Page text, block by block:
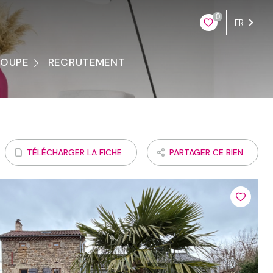
0
FR
RECRUTEMENT
TÉLÉCHARGER LA FICHE PARTAGER CE BIEN